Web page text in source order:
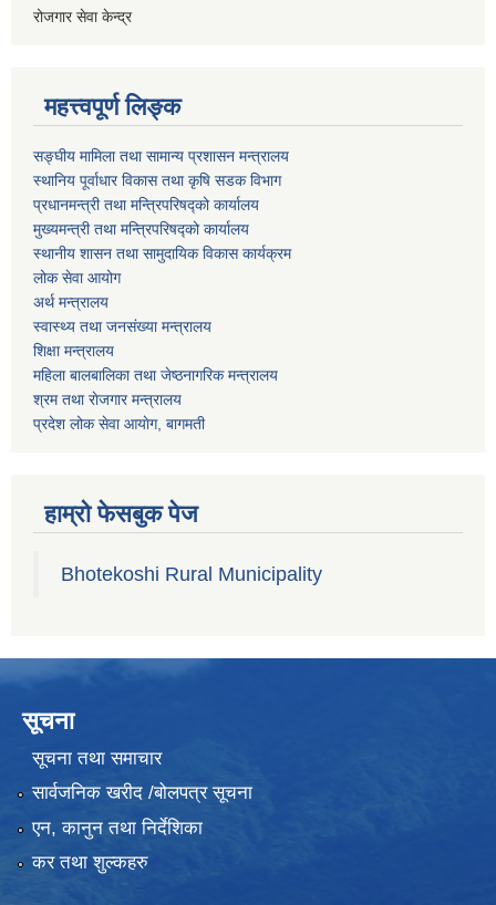
रोजगार सेवा केन्द्र
महत्त्वपूर्ण लिङ्क
सङ्घीय मामिला तथा सामान्य प्रशासन मन्त्रालय
स्थानिय पूर्वाधार विकास तथा कृषि सडक विभाग
प्रधानमन्त्री तथा मन्त्रिपरिषद्को कार्यालय
मुख्यमन्त्री तथा मन्त्रिपरिषद्को कार्यालय
स्थानीय शासन तथा सामुदायिक विकास कार्यक्रम
लोक सेवा आयोग
अर्थ मन्त्रालय
स्वास्थ्य तथा जनस‌ंख्या मन्त्रालय
शिक्षा मन्त्रालय
महिला बालबालिका तथा जेष्ठनागरिक मन्त्रालय
श्रम तथा राेजगार मन्त्रालय
प्रदेश लोक सेवा आयाेग, बागमती
हाम्रो फेसबुक पेज
Bhotekoshi Rural Municipality
सूचना
सूचना तथा समाचार
सार्वजनिक खरीद /बोलपत्र सूचना
एन, कानुन तथा निर्देशिका
कर तथा शुल्कहरु